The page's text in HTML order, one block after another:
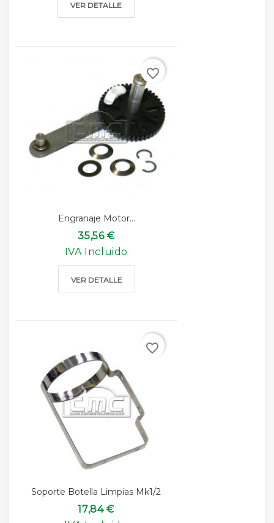
VER DETALLE
Engranaje Motor...
35,56 €
IVA Incluido
VER DETALLE
favorite_border
Soporte Botella Limpias Mk1/2
17,84 €
favorite_border